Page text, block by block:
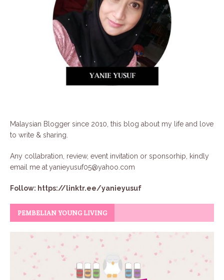
Malaysian Blogger since 2010, this blog about my life and love
to write & sharing.
Any collabration, review, event invitation or sponsorhip, kindly
email me atyanieyusuf05@yahoo.com
Follow: https://linktr.ee/yanieyusuf
PEMBELIAN YOUNG LIVING